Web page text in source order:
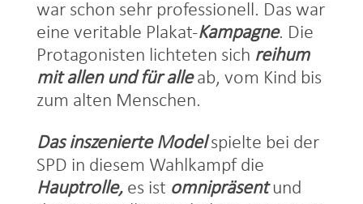
war schon sehr professionell. Das war
eine veritable Plakat-Kampagne. Die
Protagonisten lichteten sich reihum
mit allen und für alleab, vom Kind bis
zum alten Menschen.
Das inszenierte Modelspielte bei der
SPD in diesem Wahlkampf die
Hauptrolle,es ist omnipräsentund